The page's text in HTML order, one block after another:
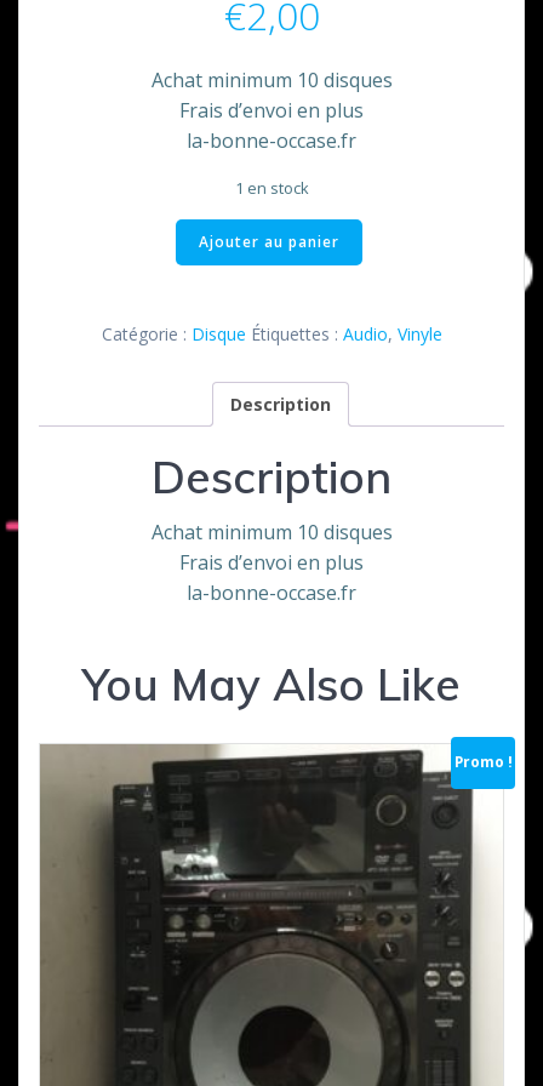
€2,00
Achat minimum 10 disques
Frais d’envoi en plus
la-bonne-occase.fr
1 en stock
quantité
de
Ajouter au panier
Catégorie : Disque Étiquettes : Audio, Vinyle
Description
Description
Achat minimum 10 disques
Frais d’envoi en plus
la-bonne-occase.fr
You May Also Like
Promo !